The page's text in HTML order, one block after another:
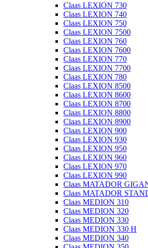
Claas LEXION 730
Claas LEXION 740
Claas LEXION 750
Claas LEXION 7500
Claas LEXION 760
Claas LEXION 7600
Claas LEXION 770
Claas LEXION 7700
Claas LEXION 780
Claas LEXION 8500
Claas LEXION 8600
Claas LEXION 8700
Claas LEXION 8800
Claas LEXION 8900
Claas LEXION 900
Claas LEXION 930
Claas LEXION 950
Claas LEXION 960
Claas LEXION 970
Claas LEXION 990
Claas MATADOR
Claas MATADOR
Claas MEDION 310
Claas MEDION 320
Claas MEDION 330
Claas MEDION 330 H
Claas MEDION 340